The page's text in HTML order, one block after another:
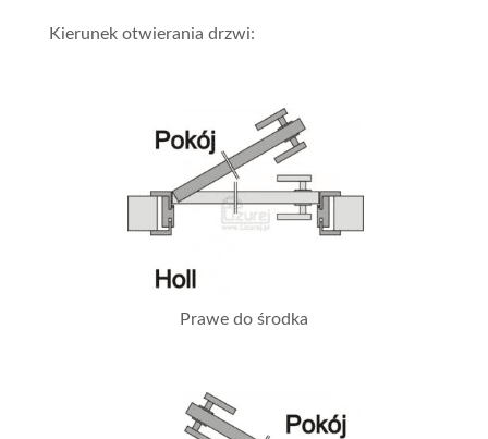
Kierunek otwierania drzwi:
Prawe do środka